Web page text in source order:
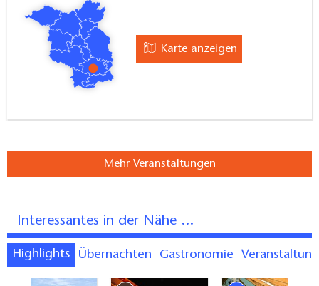
Karte anzeigen
Mehr Veranstaltungen
Interessantes in der Nähe ...
Highlights Übernachten Gastronomie